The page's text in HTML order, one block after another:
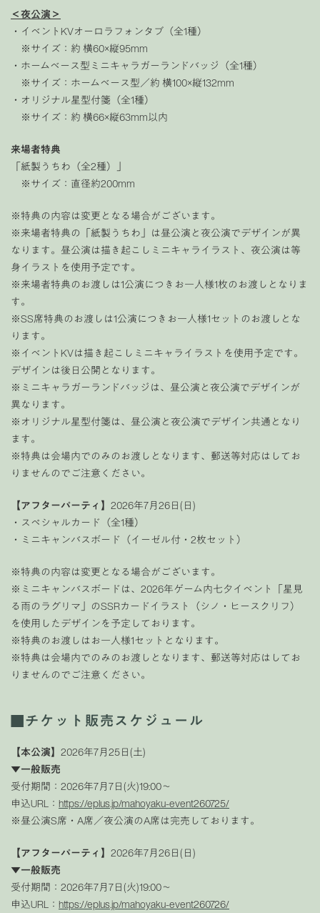
＜夜公演＞
・イベントKVオーロラフォンタブ（全1種）
※サイズ：約 横60×縦95mm
・ホームベース型ミニキャラガーランドバッジ（全1種）
※サイズ：ホームベース型／約 横100×縦132mm
・オリジナル星型付箋（全1種）
※サイズ：約 横66×縦63mm以内
来場者特典
「紙製うちわ（全2種）」
※サイズ：直径約200mm
※特典の内容は変更となる場合がございます。
※来場者特典の「紙製うちわ」は昼公演と夜公演でデザインが異
なります。昼公演は描き起こしミニキャライラスト、夜公演は等
身イラストを使用予定です。
※来場者特典のお渡しは1公演につきお一人様1枚のお渡しとなりま
す。
※SS席特典のお渡しは1公演につきお一人様1セットのお渡しとな
ります。
※イベントKVは描き起こしミニキャライラストを使用予定です。
デザインは後日公開となります。
※ミニキャラガーランドバッジは、昼公演と夜公演でデザインが
異なります。
※オリジナル星型付箋は、昼公演と夜公演でデザイン共通となり
ます。
※特典は会場内でのみのお渡しとなります、郵送等対応はしてお
りませんのでご注意ください。
【アフターパーティ】 2026年7月26日(日)
・スペシャルカード（全1種）
・ミニキャンバスボード（イーゼル付・2枚セット）
※特典の内容は変更となる場合がございます。
※ミニキャンバスボードは、2026年ゲーム内七夕イベント「星見
る雨のラグリマ」のSSRカードイラスト（シノ・ヒースクリフ）
を使用したデザインを予定しております。
※特典のお渡しはお一人様1セットとなります。
※特典は会場内でのみのお渡しとなります、郵送等対応はしてお
りませんのでご注意ください。
■チケット販売スケジュール
【本公演】 2026年7月25日(土)
▼一般販売
受付期間：2026年7月7日(火)19:00〜
申込URL： https://eplus.jp/mahoyaku-event260725/
※昼公演S席・A席／夜公演のA席は完売しております。
【アフターパーティ】 2026年7月26日(日)
▼一般販売
受付期間：2026年7月7日(火)19:00〜
申込URL： https://eplus.jp/mahoyaku-event260726/